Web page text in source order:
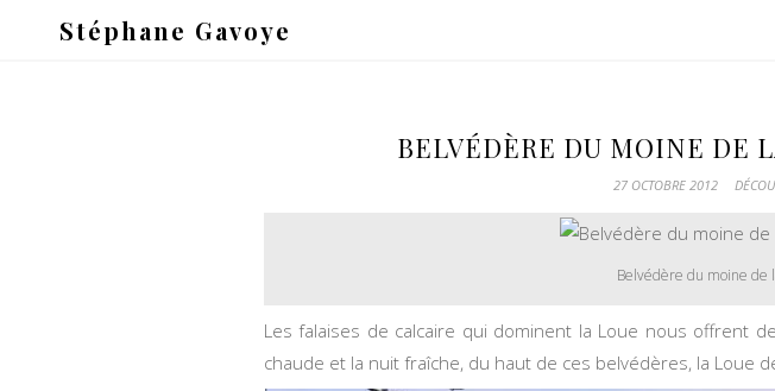
Stéphane Gavoye
BELVÉDÈRE DU MOINE DE
27 OCTOBRE 2012
Belvédère du moine de
Les falaises de calcaire qui dominent la Loue nous offrent
chaude et la nuit fraîche, du haut de ces belvédères, la Loue